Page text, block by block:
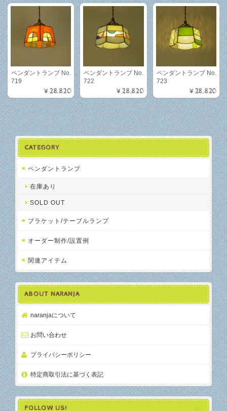
ペンダントランプ No.
719
¥28,820
ペンダントランプ No.
722
¥28,820
ペンダントランプ No.
723
¥28,820
CATEGORY
ペンダントランプ
在庫あり
SOLD OUT
ブラケット/テーブルランプ
オーダー制作/設置例
関連アイテム
ABOUT NARANJA
naranjaについて
お問い合わせ
プライバシーポリシー
特定商取引法に基づく表記
FOLLOW US!